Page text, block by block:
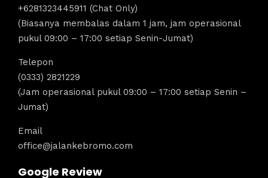
+6281323445911 (Chat Only)
(Biasanya membalas dalam 1 jam, jam operasional
pukul 09:00 – 17:00 setiap Senin-Jumat)
Telepon
(0333) 2821229
(Jam operasional pukul 09:00 – 17:00 setiap Senin –
Jumat)
Email
office@jalankebromo.com
Google Review